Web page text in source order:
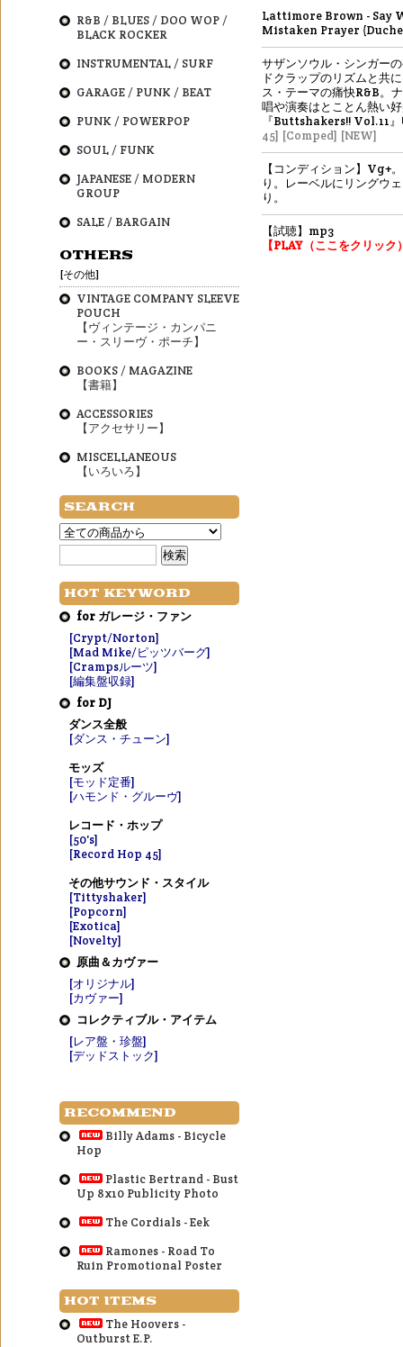
Lattimore Brown - Say
Mistaken Prayer
サザンソウル・シンガー
ドクラップのリズムと共
ス・テーマの痛快R&B。
唱や演奏はとことん熱い
『Buttshakers!! Vol.11
45] [Comped] [NEW]
【コンディション】Vg+
り。レーベルにリングウ
り。
【試聴】mp3
【PLAY（ここをクリック
R&B / BLUES / DOO WOP /
BLACK ROCKER
INSTRUMENTAL / SURF
GARAGE / PUNK / BEAT
PUNK / POWERPOP
SOUL / FUNK
JAPANESE / MODERN
GROUP
SALE / BARGAIN
OTHERS
[その他]
VINTAGE COMPANY SLEEVE
POUCH
【ヴィンテージ・カンパニ
ー・スリーヴ・ポーチ】
BOOKS / MAGAZINE
【書籍】
ACCESSORIES
【アクセサリー】
MISCELLANEOUS
【いろいろ】
SEARCH
HOT KEYWORD
for ガレージ・ファン
[Crypt/Norton]
[Mad Mike/ピッツバーグ]
[Crampsルーツ]
[編集盤収録]
for DJ
ダンス全般
[ダンス・チューン]
モッズ
[モッド定番]
[ハモンド・グルーヴ]
レコード・ホップ
[50's]
[Record Hop 45]
その他サウンド・スタイル
[Tittyshaker]
[Popcorn]
[Exotica]
[Novelty]
原曲＆カヴァー
[オリジナル]
[カヴァー]
コレクティブル・アイテム
[レア盤・珍盤]
[デッドストック]
RECOMMEND
Billy Adams - Bicycle
Hop
Plastic Bertrand - Bust
Up 8x10 Publicity Photo
The Cordials - Eek
Ramones - Road To
Ruin Promotional Poster
HOT ITEMS
The Hoovers -
Outburst E.P.